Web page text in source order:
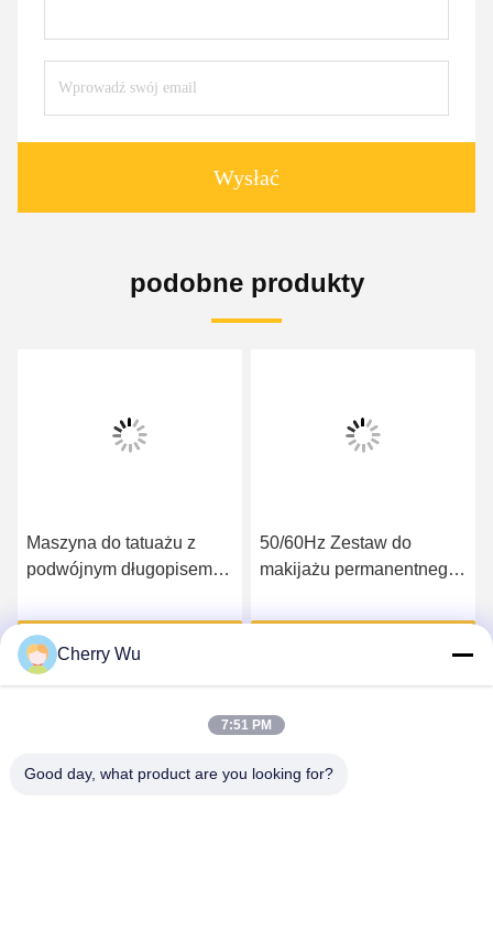
Wysłać
podobne produkty
Maszyna do tatuażu z
podwójnym długopisem
permanentnego do brwi
Eyeliner do ust
Uzyskaj najlepszą cenę
50/60Hz Zestaw do
makijażu permanentnego
Round Shader Flat
Cherry Wu
7:51 PM
Good day, what product are you looking for?